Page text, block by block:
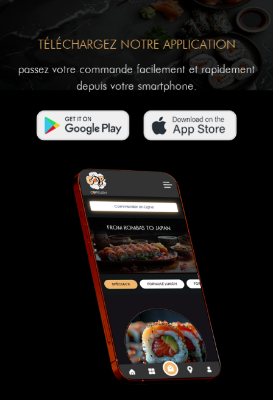
TÉLÉCHARGEZ NOTRE APPLICATION
passez votre commande facilement et rapidement
depuis votre smartphone.